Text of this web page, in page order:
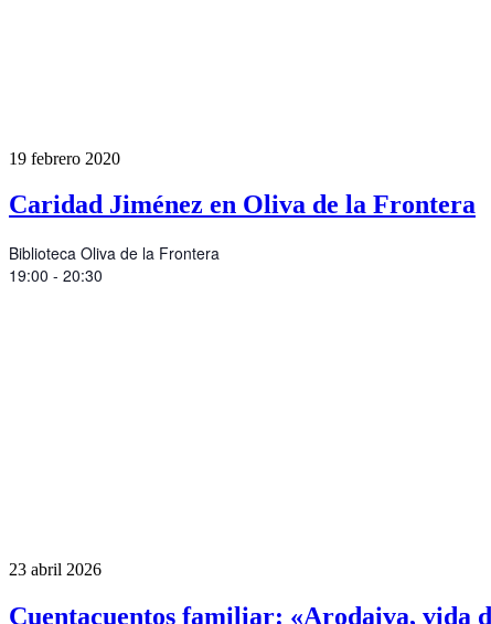
19 febrero 2020
Caridad Jiménez en Oliva de la Frontera
Biblioteca Oliva de la Frontera
19:00 - 20:30
23 abril 2026
Cuentacuentos familiar: «Arodaiva, vida